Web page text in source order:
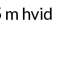
hvid